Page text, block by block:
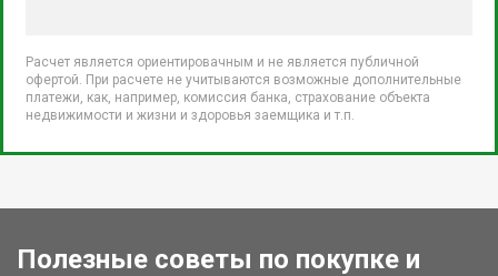
Расчет является ориентировачным и не является публичной
офертой. При расчете не учитываются возможные дополнительные
платежи, как, например, комиссия банка, страхование объекта
недвижимости и жизни и здоровья заемщика и т.п.
Полезные советы по покупке и